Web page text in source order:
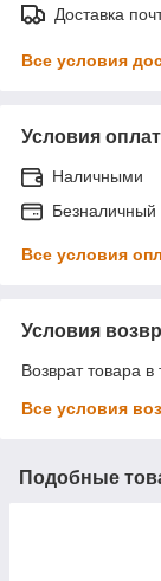
Доставка
Все условия
Условия
Наличными
Безналичный
Все условия
Условия
Возврат товара
Все условия
Подобные